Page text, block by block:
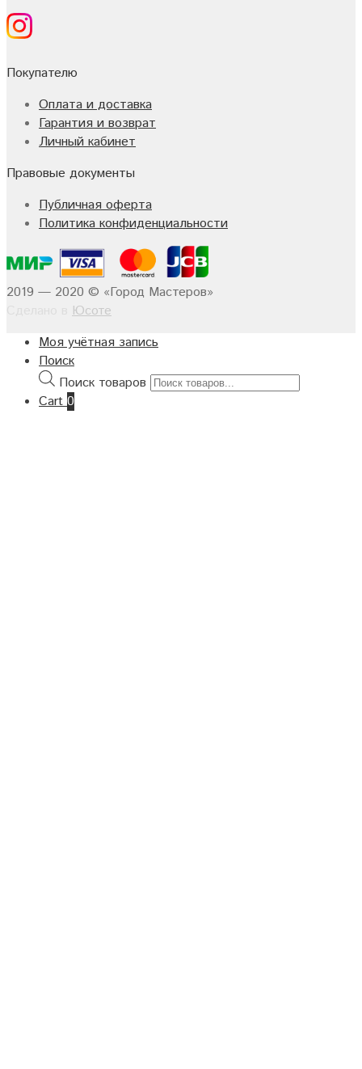
Покупателю
Оплата и доставка
Гарантия и возврат
Личный кабинет
Правовые документы
Публичная оферта
Политика конфиденциальности
2019 — 2020 © «Город Мастеров»
Юсоте
Моя учётная запись
Поиск
Поиск товаров
Cart0